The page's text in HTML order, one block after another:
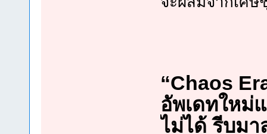
“Chaos
อัพเดทใหม่
ไม่ได้ รีบม